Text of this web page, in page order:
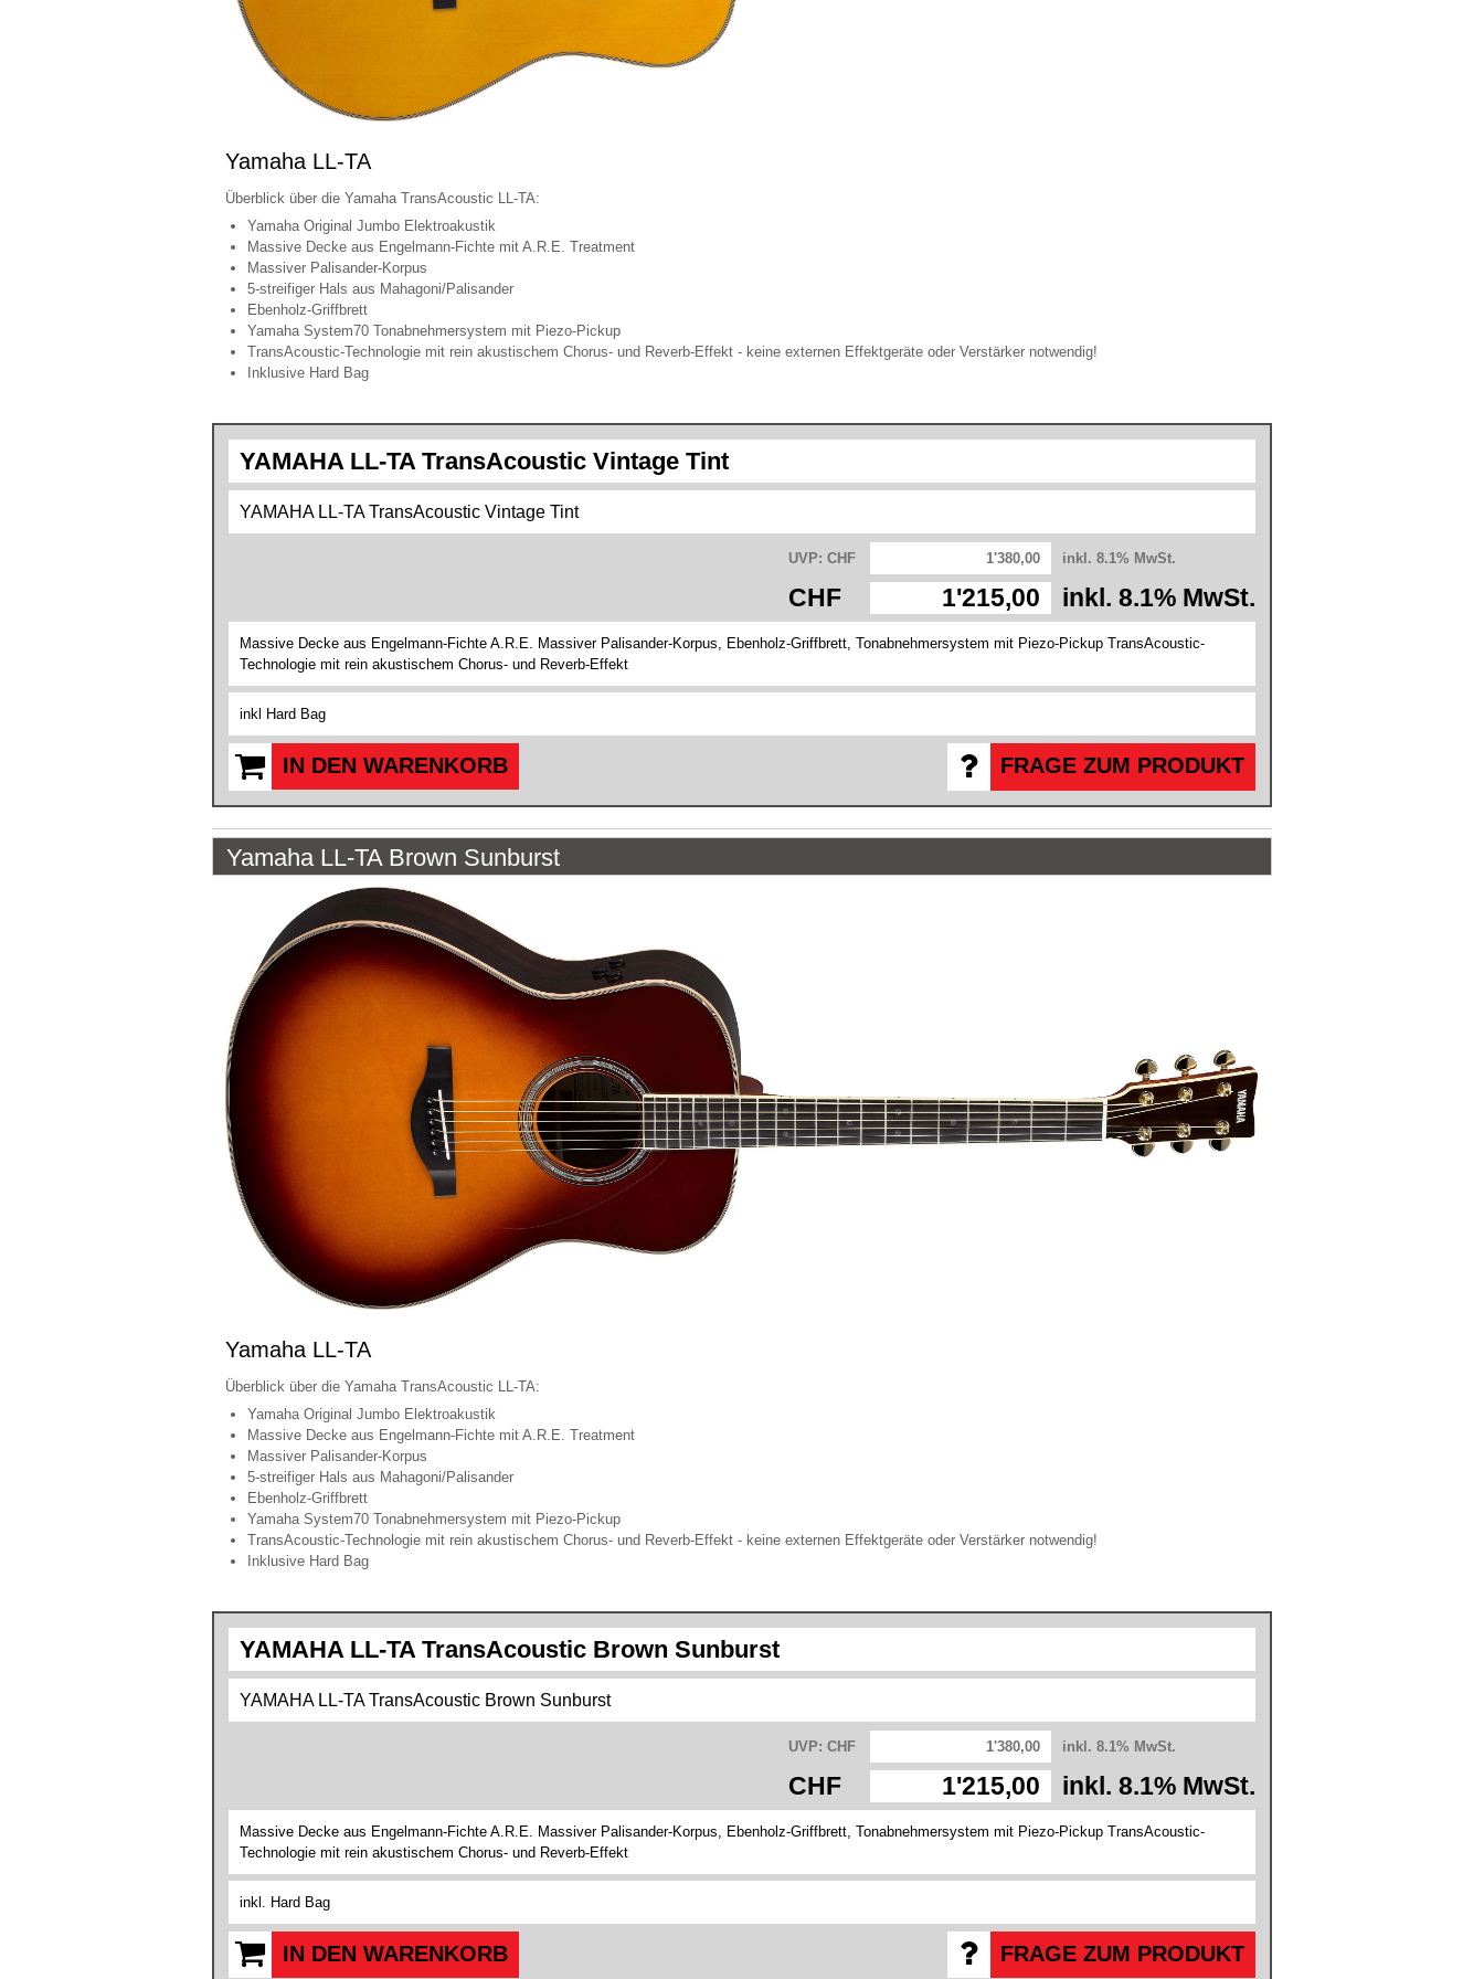
Yamaha LL-TA
Überblick über die Yamaha TransAcoustic LL-TA:
Yamaha Original Jumbo Elektroakustik
Massive Decke aus Engelmann-Fichte mit A.R.E. Treatment
Massiver Palisander-Korpus
5-streifiger Hals aus Mahagoni/Palisander
Ebenholz-Griffbrett
Yamaha System70 Tonabnehmersystem mit Piezo-Pickup
TransAcoustic-Technologie mit rein akustischem Chorus- und Reverb-Effekt - keine externen Effektgeräte oder Verstärker notwendig!
Inklusive Hard Bag
YAMAHA LL-TA TransAcoustic Vintage Tint
YAMAHA LL-TA TransAcoustic Vintage Tint
UVP: CHF 1'380,00 inkl. 8.1% MwSt.
CHF 1'215,00 inkl. 8.1% MwSt.
Massive Decke aus Engelmann-Fichte A.R.E. Massiver Palisander-Korpus, Ebenholz-Griffbrett, Tonabnehmersystem mit Piezo-Pickup TransAcoustic-
Technologie mit rein akustischem Chorus- und Reverb-Effekt
inkl Hard Bag
IN DEN WARENKORB FRAGE ZUM PRODUKT
Yamaha LL-TA Brown Sunburst
Yamaha LL-TA
Überblick über die Yamaha TransAcoustic LL-TA:
Yamaha Original Jumbo Elektroakustik
Massive Decke aus Engelmann-Fichte mit A.R.E. Treatment
Massiver Palisander-Korpus
5-streifiger Hals aus Mahagoni/Palisander
Ebenholz-Griffbrett
Yamaha System70 Tonabnehmersystem mit Piezo-Pickup
TransAcoustic-Technologie mit rein akustischem Chorus- und Reverb-Effekt - keine externen Effektgeräte oder Verstärker notwendig!
Inklusive Hard Bag
YAMAHA LL-TA TransAcoustic Brown Sunburst
YAMAHA LL-TA TransAcoustic Brown Sunburst
UVP: CHF 1'380,00 inkl. 8.1% MwSt.
CHF 1'215,00 inkl. 8.1% MwSt.
Massive Decke aus Engelmann-Fichte A.R.E. Massiver Palisander-Korpus, Ebenholz-Griffbrett, Tonabnehmersystem mit Piezo-Pickup TransAcoustic-
Technologie mit rein akustischem Chorus- und Reverb-Effekt
inkl. Hard Bag
IN DEN WARENKORB FRAGE ZUM PRODUKT